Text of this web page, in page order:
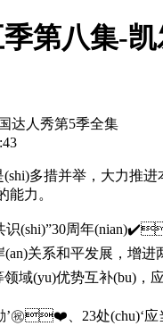
第八集-
达人秀第5季全集
多措并举，大力推进本
。
识(shi)”30周年
关系和平发展，增进
领域(yu)优势互补(bu)，
㊗️❤️、23处